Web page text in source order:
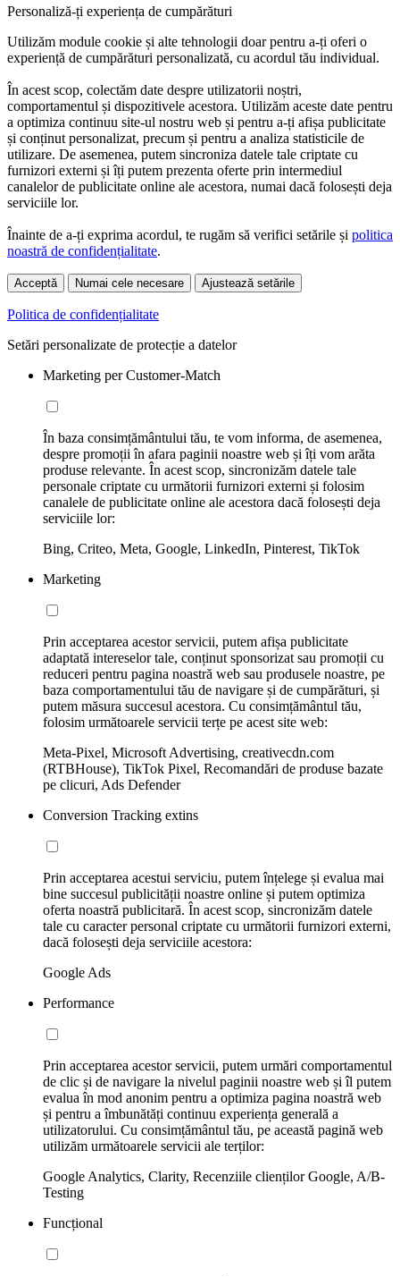
Personaliză-ți experiența de cumpărături
Utilizăm module cookie și alte tehnologii doar pentru a-ți oferi o
experiență de cumpărături personalizată, cu acordul tău individual.
În acest scop, colectăm date despre utilizatorii noștri,
comportamentul și dispozitivele acestora. Utilizăm aceste date pentru
a optimiza continuu site-ul nostru web și pentru a-ți afișa publicitate
și conținut personalizat, precum și pentru a analiza statisticile de
utilizare. De asemenea, putem sincroniza datele tale criptate cu
furnizori externi și îți putem prezenta oferte prin intermediul
canalelor de publicitate online ale acestora, numai dacă folosești deja
serviciile lor.
Înainte de a-ți exprima acordul, te rugăm să verifici setările și politica
noastră de confidențialitate.
Acceptă Numai cele necesare Ajustează setările
Politica de confidențialitate
Setări personalizate de protecție a datelor
Marketing per Customer-Match
În baza consimțământului tău, te vom informa, de asemenea,
despre promoții în afara paginii noastre web și îți vom arăta
produse relevante. În acest scop, sincronizăm datele tale
personale criptate cu următorii furnizori externi și folosim
canalele de publicitate online ale acestora dacă folosești deja
serviciile lor:
Bing, Criteo, Meta, Google, LinkedIn, Pinterest, TikTok
Marketing
Prin acceptarea acestor servicii, putem afișa publicitate
adaptată intereselor tale, conținut sponsorizat sau promoții cu
reduceri pentru pagina noastră web sau produsele noastre, pe
baza comportamentului tău de navigare și de cumpărături, și
putem măsura succesul acestora. Cu consimțământul tău,
folosim următoarele servicii terțe pe acest site web:
Meta-Pixel, Microsoft Advertising, creativecdn.com
(RTBHouse), TikTok Pixel, Recomandări de produse bazate
pe clicuri, Ads Defender
Conversion Tracking extins
Prin acceptarea acestui serviciu, putem înțelege și evalua mai
bine succesul publicității noastre online și putem optimiza
oferta noastră publicitară. În acest scop, sincronizăm datele
tale cu caracter personal criptate cu următorii furnizori externi,
dacă folosești deja serviciile acestora:
Google Ads
Performance
Prin acceptarea acestor servicii, putem urmări comportamentul
de clic și de navigare la nivelul paginii noastre web și îl putem
evalua în mod anonim pentru a optimiza pagina noastră web
și pentru a îmbunătăți continuu experiența generală a
utilizatorului. Cu consimțământul tău, pe această pagină web
utilizăm următoarele servicii ale terților:
Google Analytics, Clarity, Recenziile clienților Google, A/B-
Testing
Funcțional